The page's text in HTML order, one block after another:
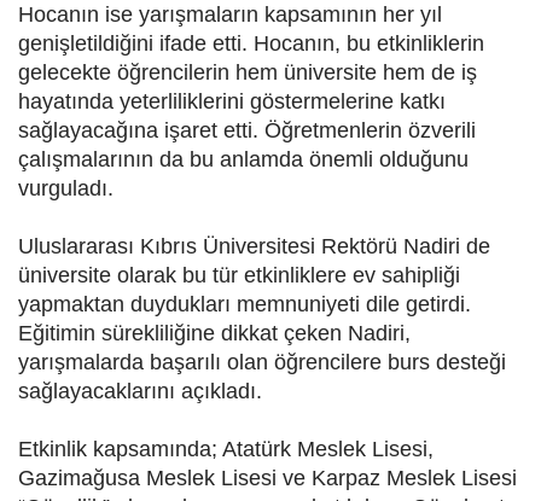
Hocanın ise yarışmaların kapsamının her yıl
genişletildiğini ifade etti. Hocanın, bu etkinliklerin
gelecekte öğrencilerin hem üniversite hem de iş
hayatında yeterliliklerini göstermelerine katkı
sağlayacağına işaret etti. Öğretmenlerin özverili
çalışmalarının da bu anlamda önemli olduğunu
vurguladı.
Uluslararası Kıbrıs Üniversitesi Rektörü Nadiri de
üniversite olarak bu tür etkinliklere ev sahipliği
yapmaktan duydukları memnuniyeti dile getirdi.
Eğitimin sürekliliğine dikkat çeken Nadiri,
yarışmalarda başarılı olan öğrencilere burs desteği
sağlayacaklarını açıkladı.
Etkinlik kapsamında; Atatürk Meslek Lisesi,
Gazimağusa Meslek Lisesi ve Karpaz Meslek Lisesi